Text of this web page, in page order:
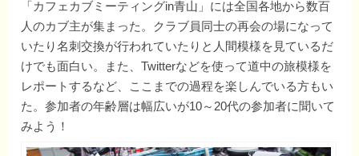
「カフェカブミーティングin青山」には全国各地から数百
人のカブ主が集まった。クラブ員同士の再会の場になって
いたり名刺交換が行われていたりと人間模様を見ているだ
けでも面白い。また、Twitterなどを使って道中の旅模様を
レポートするなど、ここまでの過程を楽しんでいる方もい
た。参加者の年齢層は幅広いが10～20代の参加者に聞いて
みよう！